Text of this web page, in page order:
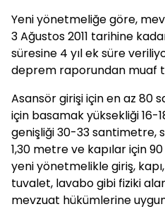
Yeni yönetmeliğe göre,
3 Ağustos 2011 tarihine
süresine 4 yıl ek süre
deprem raporundan muaf
Asansör girişi için en az 80
için basamak yüksekliği
genişliği 30-33 santimetre,
1,30 metre ve kapılar için
yeni yönetmelikle giriş,
tuvalet, lavabo gibi fiziki
mevzuat hükümlerine